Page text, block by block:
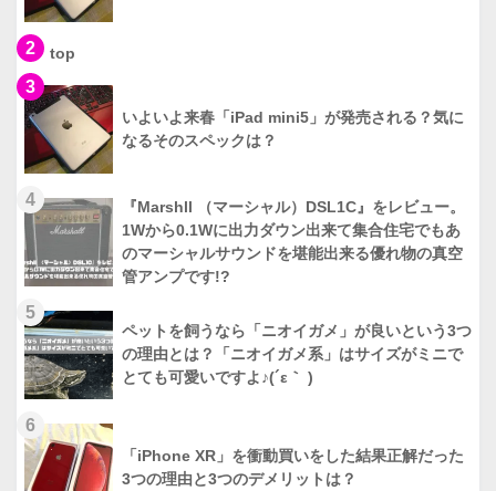
2 top
3
いよいよ来春「iPad mini5」が発売される？気に
なるそのスペックは？
4
『Marshll （マーシャル）DSL1C』をレビュー。
1Wから0.1Wに出力ダウン出来て集合住宅でもあ
のマーシャルサウンドを堪能出来る優れ物の真空
管アンプです!?
5
ペットを飼うなら「ニオイガメ」が良いという3つ
の理由とは？「ニオイガメ系」はサイズがミニで
とても可愛いですよ♪(´ε｀ )
6
「iPhone XR」を衝動買いをした結果正解だった
3つの理由と3つのデメリットは？